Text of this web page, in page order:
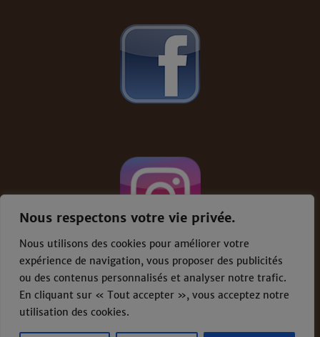
Nous respectons votre vie privée.
Nous utilisons des cookies pour améliorer votre
expérience de navigation, vous proposer des publicités
ou des contenus personnalisés et analyser notre trafic.
En cliquant sur « Tout accepter », vous acceptez notre
utilisation des cookies.
Conditions générales de vente-Mentions